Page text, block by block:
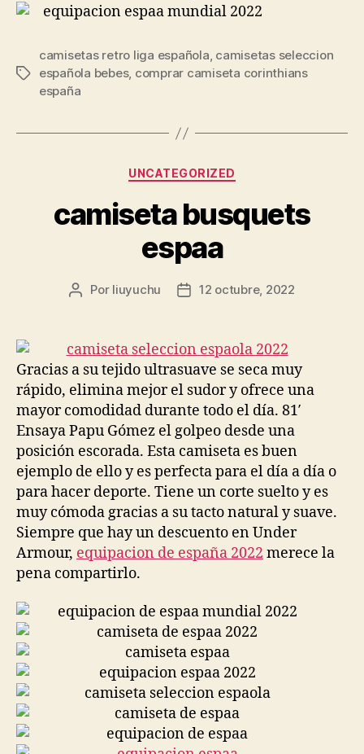
Etiquetas
camisetas retro liga española, camisetas seleccion
española bebes, comprar camiseta corinthians
españa
Categorías
UNCATEGORIZED
camiseta busquets
espaa
Autor
entrada
Por liuyuchu
Fecha
entrada
12 octubre, 2022
Gracias a su tejido ultrasuave se seca muy
rápido, elimina mejor el sudor y ofrece una
mayor comodidad durante todo el día. 81′
Ensaya Papu Gómez el golpeo desde una
posición escorada. Esta camiseta es buen
ejemplo de ello y es perfecta para el día a día o
para hacer deporte. Tiene un corte suelto y es
muy cómoda gracias a su tacto natural y suave.
Siempre que hay un descuento en Under
Armour, equipacion de españa 2022 merece la
pena compartirlo.